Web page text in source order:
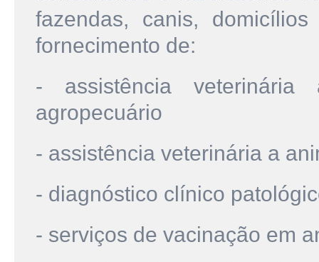
fazendas, canis,
fornecimento de:
- assistência veterinária
agropecuário
- assistência veterinária a
- diagnóstico clínico
- serviços de vacinação em